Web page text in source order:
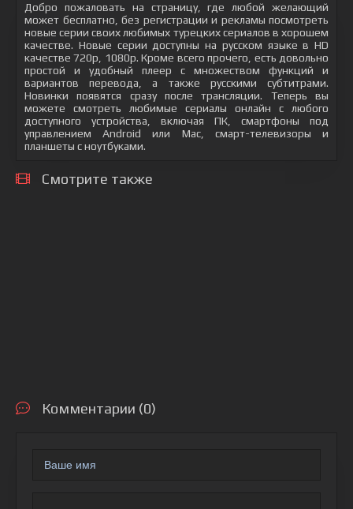
Добро пожаловать на страницу, где любой желающий
может бесплатно, без регистрации и рекламы посмотреть
новые серии своих любимых турецких сериалов в хорошем
качестве. Новые серии доступны на русском языке в HD
качестве 720p, 1080p. Кроме всего прочего, есть довольно
простой и удобный плеер с множеством функций и
вариантов перевода, а также русскими субтитрами.
Новинки появятся сразу после трансляции. Теперь вы
можете смотреть любимые сериалы онлайн с любого
доступного устройства, включая ПК, смартфоны под
управлением Android или Mac, смарт-телевизоры и
планшеты с ноутбуками.
Смотрите также
Комментарии (0)